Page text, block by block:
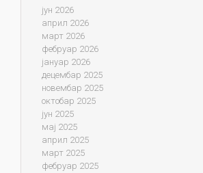
јун 2026
април 2026
март 2026
фебруар 2026
јануар 2026
децембар 2025
новембар 2025
октобар 2025
јун 2025
мај 2025
април 2025
март 2025
фебруар 2025